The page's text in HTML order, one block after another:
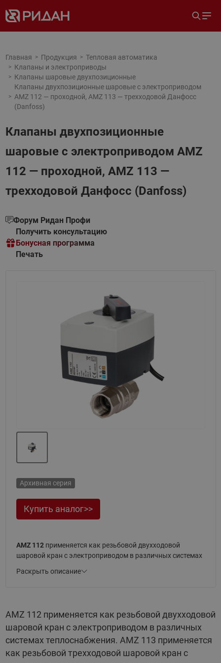
Главная Продукция
Тепловая автоматика
Клапаны и электроприводы
Клапаны шаровые двухпозиционные
Клапаны двухпозиционные шаровые с электроприводом
AMZ 112 — проходной, AMZ 113 — трехходовой Данфосс
(Danfoss)
Клапаны двухпозиционные
шаровые с электроприводом AMZ
112 — проходной, AMZ 113 —
трехходовой Данфосс (Danfoss)
Форум Ридан Профи
Получить консультацию
Бонусная программа
Печать
Архивная серия
Купить аналог>>
AMZ 112применяется как резьбовой двухходовой
шаровой кран с электроприводом в различных системах
Условное давление PN при диаметре от 15 до 32 мм 16
бар, от 40 до 50 мм — 25 бар.
Электропривод имеет питающее напряжение 230 В и
может управляться при помощи комнатного термостата.
Раскрыть описание
AMZ 112 применяется как резьбовой двухходовой
шаровой кран с электроприводом в различных
системах теплоснабжения. AMZ 113 применяется
как резьбовой трехходовой шаровой кран с